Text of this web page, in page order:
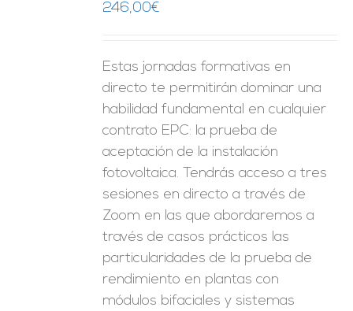
246,00€
Estas jornadas formativas en
directo te permitirán dominar una
habilidad fundamental en cualquier
contrato EPC: la prueba de
aceptación de la instalación
fotovoltaica. Tendrás acceso a tres
sesiones en directo a través de
Zoom en las que abordaremos a
través de casos prácticos las
particularidades de la prueba de
rendimiento en plantas con
módulos bifaciales y sistemas